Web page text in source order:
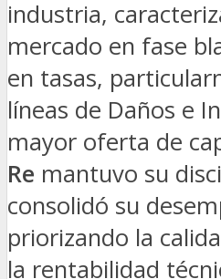
industria,
mercado en fase
en tasas,
líneas de Daños e
mayor oferta de
Re mantuvo su
consolidó su
priorizando la
la rentabilidad